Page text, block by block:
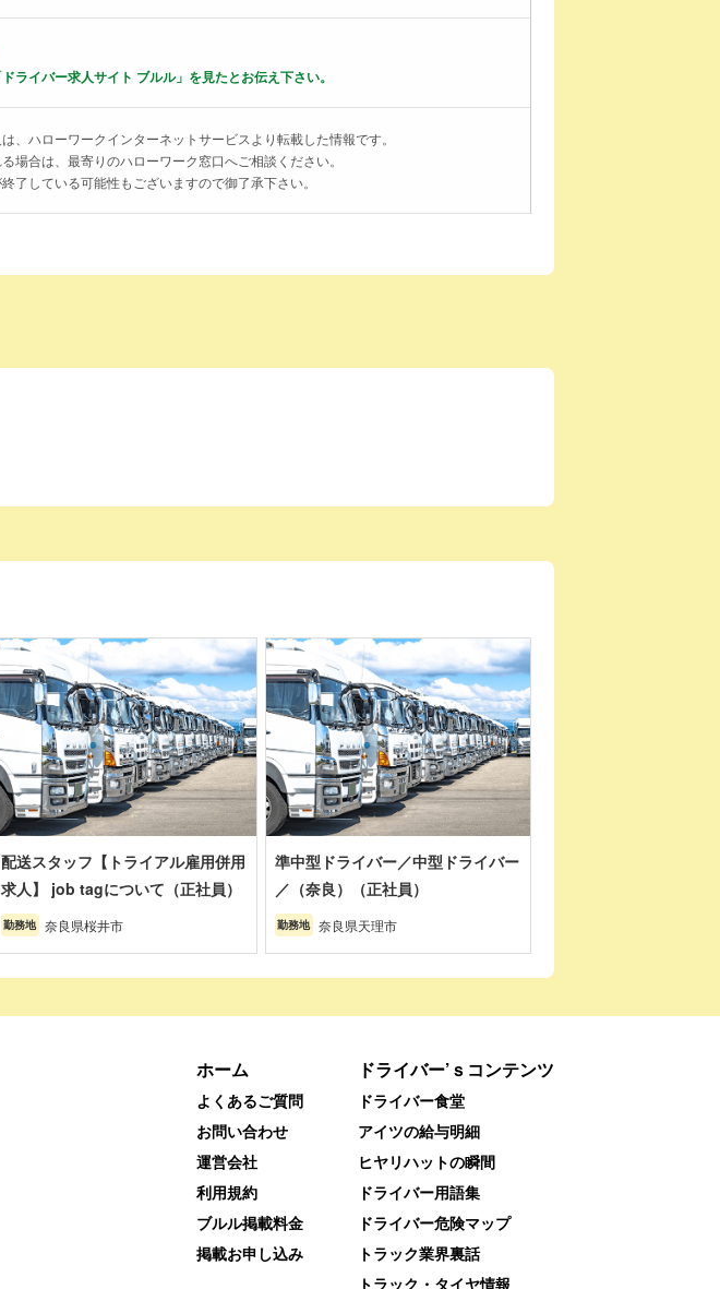
ライバー求人サイト ブルル」を見たとお伝え下さい。
、ハローワークインターネットサービスより転載した情報です。
場合は、最寄りのハローワーク窓口へご相談ください。
了している可能性もございますので御了承下さい。
配送スタッフ【トライアル雇用併用
求人】 job tagについて（正社員）
勤務地 奈良県桜井市
準中型ドライバー／中型ドライバー
／（奈良）（正社員）
勤務地 奈良県天理市
ホーム
よくあるご質問
お問い合わせ
運営会社
利用規約
ブルル掲載料金
掲載お申し込み
ドライバー’ｓコンテンツ
ドライバー食堂
アイツの給与明細
ヒヤリハットの瞬間
ドライバー用語集
ドライバー危険マップ
トラック業界裏話
トラック・タイヤ情報